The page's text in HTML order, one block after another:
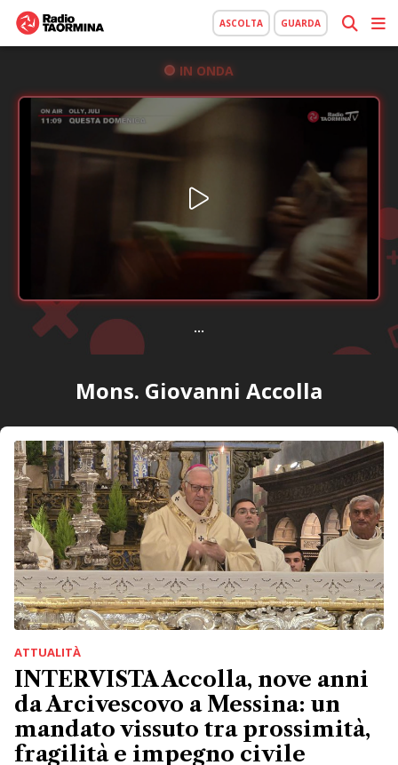
ASCOLTA GUARDA
IN ONDA
...
Mons. Giovanni Accolla
ATTUALITÀ
INTERVISTA Accolla, nove anni
da Arcivescovo a Messina: un
mandato vissuto tra prossimità,
fragilità e impegno civile